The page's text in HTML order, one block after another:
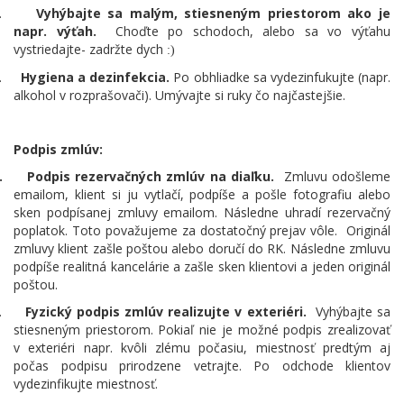
Vyhýbajte sa malým, stiesneným priestorom ako je
napr. výťah.
Choďte po schodoch, alebo sa vo výťahu
vystriedajte- zadržte dych :)
Hygiena a dezinfekcia. Po obhliadke sa vydezinfukujte (napr.
alkohol v rozprašovači). Umývajte si ruky čo najčastejšie.
Podpis zmlúv:
Podpis rezervačných zmlúv na diaľku.
Zmluvu odošleme
emailom, klient si ju vytlačí, podpíše a pošle fotografiu alebo
sken podpísanej zmluvy emailom. Následne uhradí rezervačný
poplatok. Toto považujeme za dostatočný prejav vôle. Originál
zmluvy klient zašle poštou alebo doručí do RK. Následne zmluvu
podpíše realitná kancelárie a zašle sken klientovi a jeden originál
poštou.
Fyzický podpis zmlúv realizujte v exteriéri. Vyhýbajte sa
stiesneným priestorom. Pokiaľ nie je možné podpis zrealizovať
v exteriéri napr. kvôli zlému počasiu, miestnosť predtým aj
počas podpisu prirodzene vetrajte. Po odchode klientov
vydezinfikujte miestnosť.